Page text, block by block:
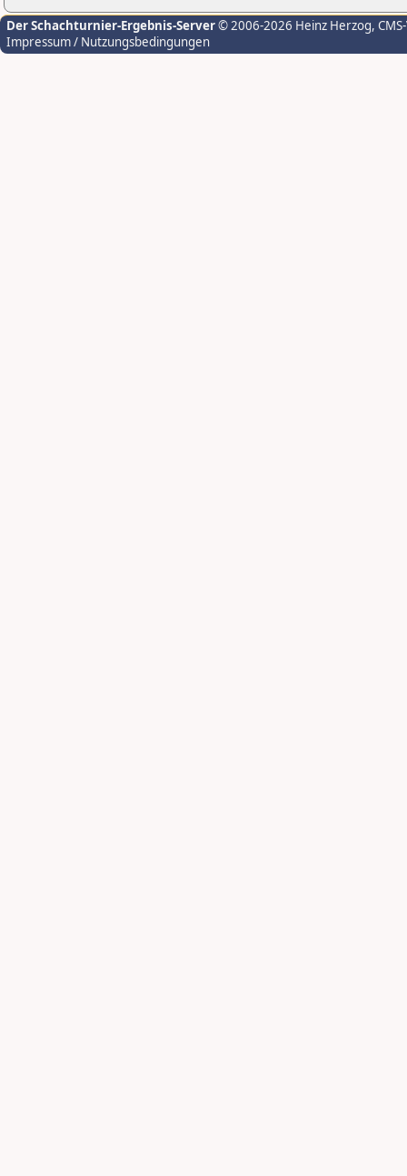
Der Schachturnier-Ergebnis-Server© 2006-2026 Heinz Herzog,
Impressum / Nutzungsbedingungen